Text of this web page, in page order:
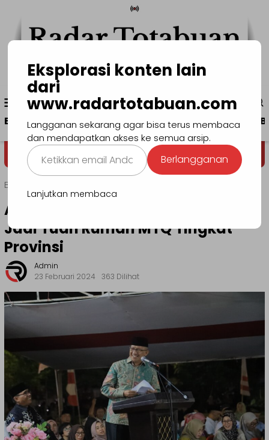
konten
Menu
Mobile
www.radartotabuan.com
Beranda Kotamobagu Bolmong Boltim
Dega' Niondon Selamat
Beranda
Asripan Nani: Kotamobagu Siap
Jadi Tuan Rumah MTQ Tingkat
Provinsi
Admin
23 Februari 2024
363 Dilihat
Eksplorasi konten lain
dari
www.radartotabuan.com
Langganan sekarang agar bisa terus membaca
dan mendapatkan akses ke semua arsip.
Ketikkan
email
Anda...
Berlangganan
Lanjutkan membaca